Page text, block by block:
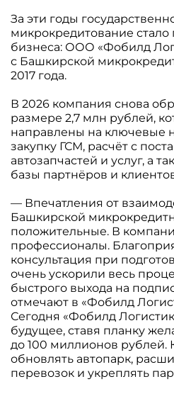
За эти годы
микрокредитование
бизнеса: ООО «Фобилд
с Башкирской
2017 года.
В 2026 компания снова
размере 2,7 млн рублей,
направлены на ключевые
закупку ГСМ, расчёт с
автозапчастей и услуг, а
базы партнёров и
— Впечатления от
Башкирской
положительные. В
профессионалы.
консультация при
очень ускорили весь
быстрого выхода на
отмечают в «Фобилд
Сегодня «Фобилд
будущее, ставя планку
до 100 миллионов
обновлять автопарк,
перевозок и укреплять